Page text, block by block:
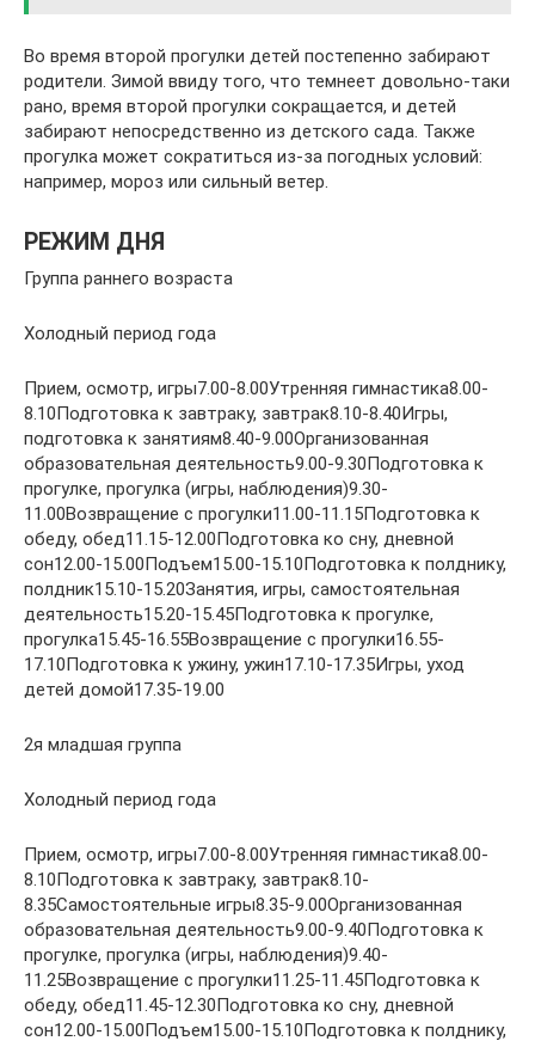
Во время второй прогулки детей постепенно забирают
родители. Зимой ввиду того, что темнеет довольно-таки
рано, время второй прогулки сокращается, и детей
забирают непосредственно из детского сада. Также
прогулка может сократиться из-за погодных условий:
например, мороз или сильный ветер.
РЕЖИМ ДНЯ
Группа раннего возраста
Холодный период года
Прием, осмотр, игры7.00-8.00Утренняя гимнастика8.00-
8.10Подготовка к завтраку, завтрак8.10-8.40Игры,
подготовка к занятиям8.40-9.00Организованная
образовательная деятельность9.00-9.30Подготовка к
прогулке, прогулка (игры, наблюдения)9.30-
11.00Возвращение с прогулки11.00-11.15Подготовка к
обеду, обед11.15-12.00Подготовка ко сну, дневной
сон12.00-15.00Подъем15.00-15.10Подготовка к полднику,
полдник15.10-15.20Занятия, игры, самостоятельная
деятельность15.20-15.45Подготовка к прогулке,
прогулка15.45-16.55Возвращение с прогулки16.55-
17.10Подготовка к ужину, ужин17.10-17.35Игры, уход
детей домой17.35-19.00
2я младшая группа
Холодный период года
Прием, осмотр, игры7.00-8.00Утренняя гимнастика8.00-
8.10Подготовка к завтраку, завтрак8.10-
8.35Самостоятельные игры8.35-9.00Организованная
образовательная деятельность9.00-9.40Подготовка к
прогулке, прогулка (игры, наблюдения)9.40-
11.25Возвращение с прогулки11.25-11.45Подготовка к
обеду, обед11.45-12.30Подготовка ко сну, дневной
сон12.00-15.00Подъем15.00-15.10Подготовка к полднику,